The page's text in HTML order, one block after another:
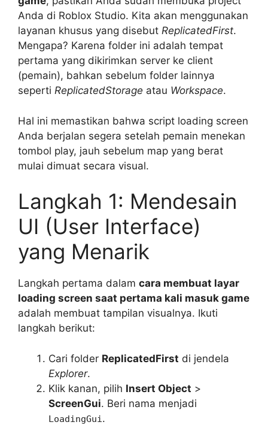
Anda di Roblox Studio. Kita akan menggunakan
layanan khusus yang disebut ReplicatedFirst.
Mengapa? Karena folder ini adalah tempat
pertama yang dikirimkan server ke client
(pemain), bahkan sebelum folder lainnya
seperti ReplicatedStorage atau Workspace.
Hal ini memastikan bahwa script loading screen
Anda berjalan segera setelah pemain menekan
tombol play, jauh sebelum map yang berat
mulai dimuat secara visual.
Langkah 1: Mendesain
UI (User Interface)
yang Menarik
Langkah pertama dalam cara membuat layar
loading screen saat pertama kali masuk game
adalah membuat tampilan visualnya. Ikuti
langkah berikut:
Cari folder ReplicatedFirst di jendela
Explorer.
Klik kanan, pilih Insert Object >
ScreenGui. Beri nama menjadi
LoadingGui.